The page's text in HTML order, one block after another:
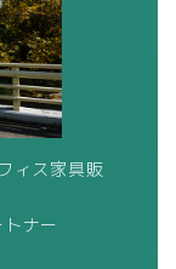
ィス家具販
ナー